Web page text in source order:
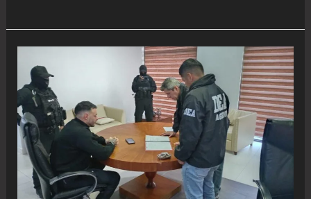
que
asesinado
cuando
intentaba
arreglar
una
deuda